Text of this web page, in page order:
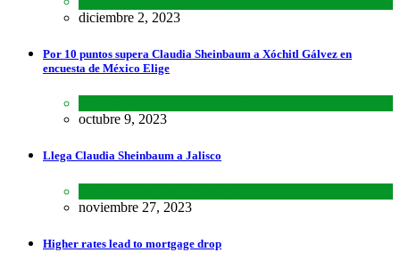
diciembre 2, 2023
Por 10 puntos supera Claudia Sheinbaum a Xóchitl Gálvez en
encuesta de México Elige
octubre 9, 2023
Llega Claudia Sheinbaum a Jalisco
noviembre 27, 2023
Higher rates lead to mortgage drop